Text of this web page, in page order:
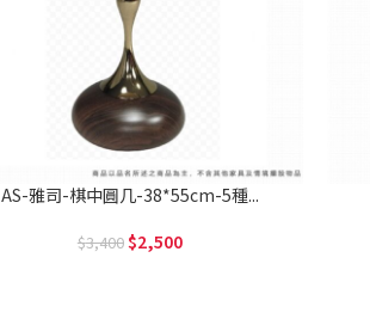
AS-雅司-棋中圓几-38*55cm-5種...
3,400 2,500